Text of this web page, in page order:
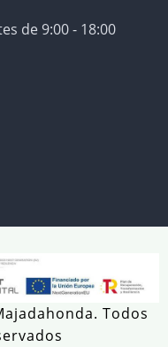
de 9:00 - 18:00
Todos